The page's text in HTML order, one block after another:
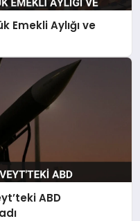
Emekli Aylığı ve
ABD